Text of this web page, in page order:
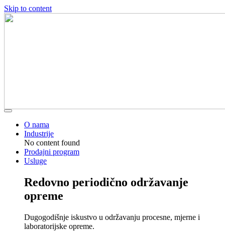
Skip to content
O nama
Industrije
No content found
Prodajni program
Usluge
Redovno periodično održavanje
opreme
Dugogodišnje iskustvo u održavanju procesne, mjerne i
laboratorijske opreme.